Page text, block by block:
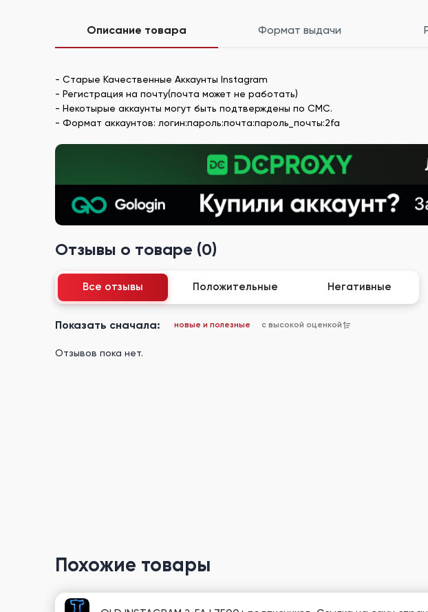
Описание товара Формат выдачи
- Старые Качественные Аккаунты Instagram
- Регистрация на почту(почта может не работать)
- Некотырые аккаунты могут быть подтверждены по СМС.
- Формат аккаунтов: логин:пароль:почта:пароль_почты:2fa
Отзывы о товаре (0)
Все отзывы Положительные Негативные
Показать сначала: новые и полезные с высокой оценкой
Отзывов пока нет.
Похожие товары